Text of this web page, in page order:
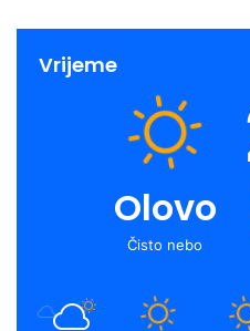
Vrijeme
Olovo
Čisto nebo